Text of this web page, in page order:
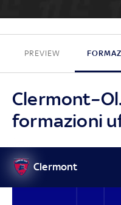
PREVIEW
formazioni
Clermont